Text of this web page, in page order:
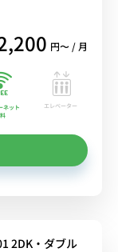
円〜 / 月
ネット
エレベーター
2DK・ダブル